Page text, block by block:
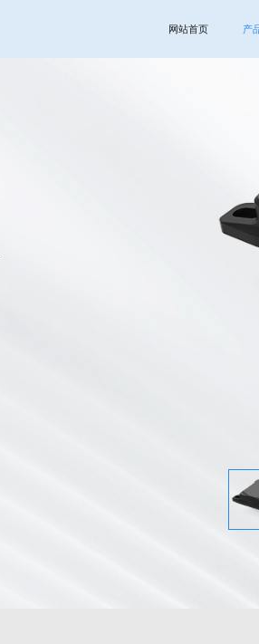
网站首页 产